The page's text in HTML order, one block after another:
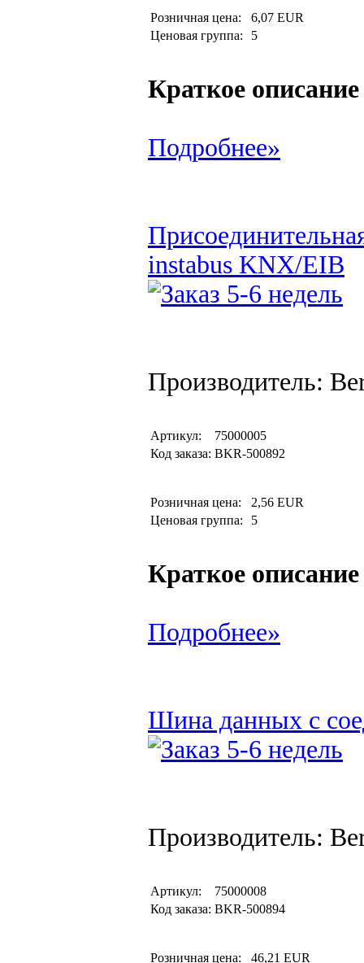
Розничная цена:
6,07 EUR
Ценовая группа:
5
Краткое описание
Подробнее»
instabus KNX/EIB
Производитель:
Артикул:
75000005
Код заказа: BKR-500892
Розничная цена:
2,56 EUR
Ценовая группа:
5
Краткое описание
Подробнее»
Шина данных с
Производитель:
Артикул:
75000008
Код заказа: BKR-500894
Розничная цена:
46,21 EUR